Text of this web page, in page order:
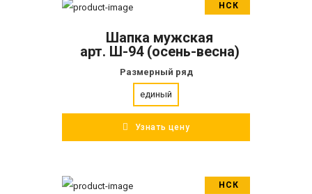
НСК
ПОДРОБНЕЕ
Шапка мужская
арт. Ш-94 (осень-весна)
Размерный ряд
единый
Узнать цену
НСК